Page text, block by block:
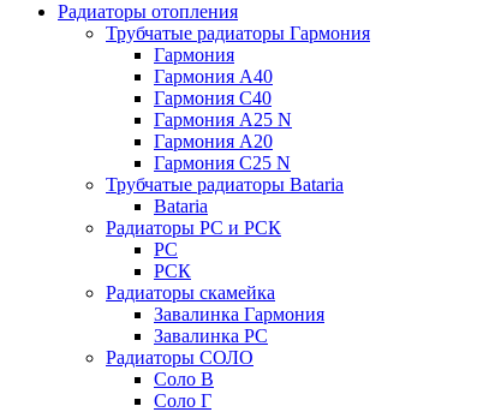
Радиаторы отопления
Трубчатые радиаторы Гармония
Гармония
Гармония А40
Гармония С40
Гармония А25 N
Гармония А20
Гармония С25 N
Трубчатые радиаторы Bataria
Bataria
Радиаторы РС и РСК
РС
РСК
Радиаторы скамейка
Завалинка Гармония
Завалинка РС
Радиаторы СОЛО
Соло В
Соло Г